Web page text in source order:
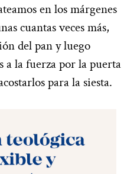
en los márgenes
cuantas veces más,
del pan y luego
a la fuerza por la puerta
para la siesta.